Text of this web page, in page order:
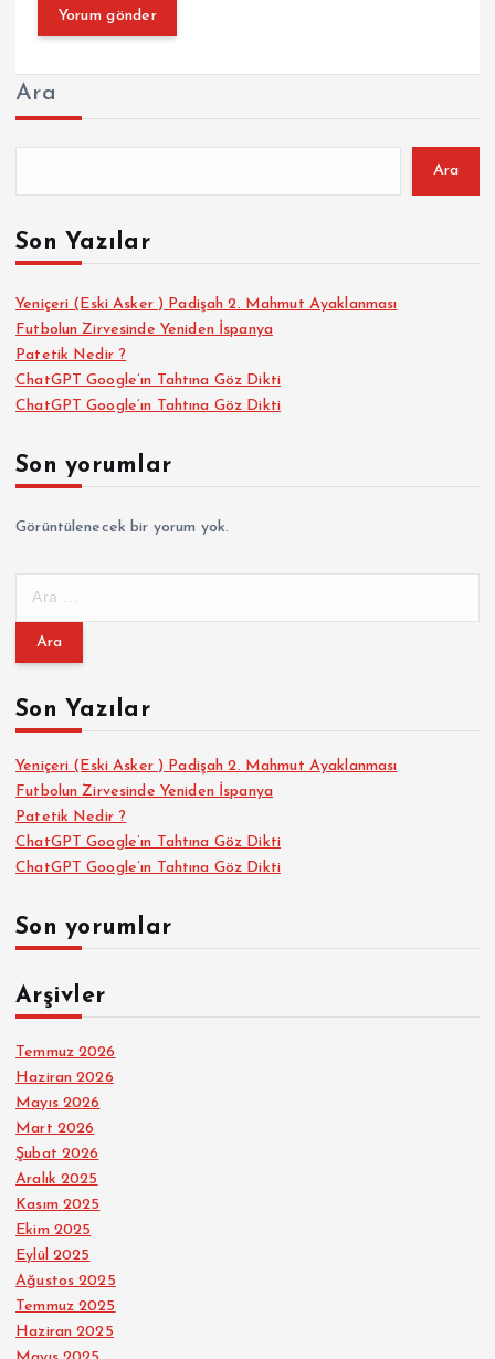
Ara
Ara
Son Yazılar
Yeniçeri (Eski Asker ) Padişah 2. Mahmut Ayaklanması
Futbolun Zirvesinde Yeniden İspanya
Patetik Nedir ?
ChatGPT Google’ın Tahtına Göz Dikti
ChatGPT Google’ın Tahtına Göz Dikti
Son yorumlar
Görüntülenecek bir yorum yok.
m
:Son Yazılar
Yeniçeri (Eski Asker ) Padişah 2. Mahmut Ayaklanması
Futbolun Zirvesinde Yeniden İspanya
Patetik Nedir ?
ChatGPT Google’ın Tahtına Göz Dikti
ChatGPT Google’ın Tahtına Göz Dikti
Son yorumlar
Arşivler
Temmuz 2026
Haziran 2026
Mayıs 2026
Mart 2026
Şubat 2026
Aralık 2025
Kasım 2025
Ekim 2025
Eylül 2025
Ağustos 2025
Temmuz 2025
Haziran 2025